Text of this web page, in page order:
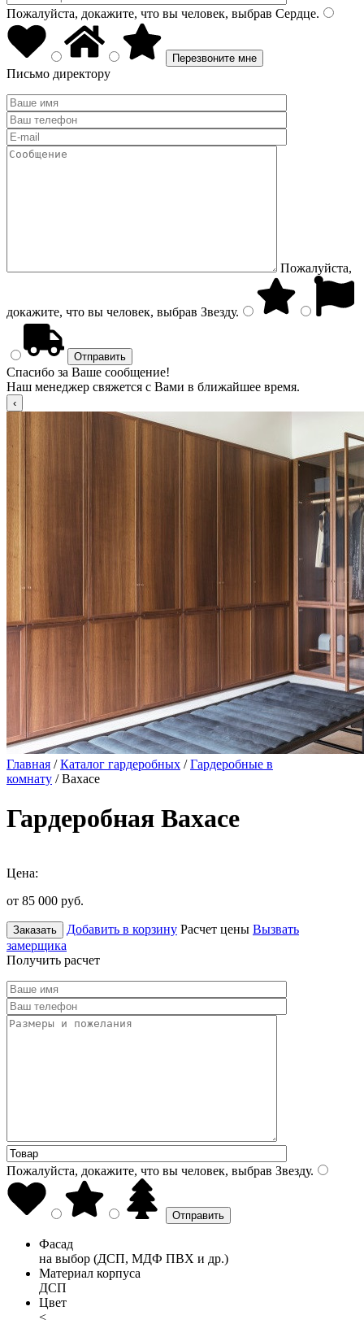
Пожалуйста, докажите, что вы человек, выбрав Сердце.
Письмо директору
Пожалуйста,
докажите, что вы человек, выбрав Звезду.
Спасибо за Ваше сообщение!
Наш менеджер свяжется с Вами в ближайшее время.
Главная /Каталог гардеробных /Гардеробные в
комнату / Вахасе
Гардеробная Вахасе
Цена:
от 85 000 руб.
Заказать Добавить в корзину Расчет цены Вызвать
замерщика
Получить расчет
Пожалуйста, докажите, что вы человек, выбрав Звезду.
Фасад
на выбор (ДСП, МДФ ПВХ и др.)
Материал корпуса
ДСП
Цвет
<